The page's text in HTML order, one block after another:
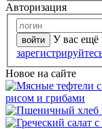
Авторизация
У вас ещё
Новое на сайте
рисом и грибами